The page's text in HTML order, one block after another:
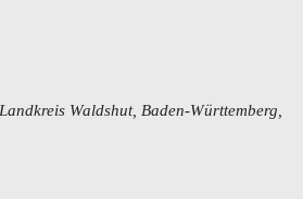
Waldshut, Baden-Württemberg,